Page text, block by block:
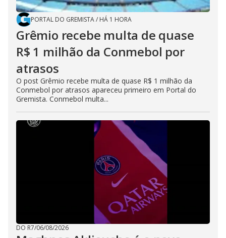
PORTAL DO GREMISTA/ HÁ 1 HORA
Grêmio recebe multa de quase
R$ 1 milhão da Conmebol por
atrasos
O post Grêmio recebe multa de quase R$ 1 milhão da
Conmebol por atrasos apareceu primeiro em Portal do
Gremista. Conmebol multa...
DO R7/06/08/2026